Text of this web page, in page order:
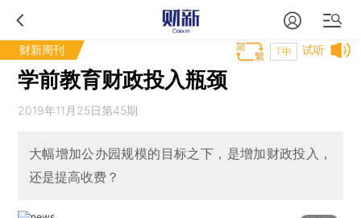
财新周刊 试听
T中
学前教育财政投入瓶颈
2019年11月25日第45期
大幅增加公办园规模的目标之下，是增加财政投入，
还是提高收费？